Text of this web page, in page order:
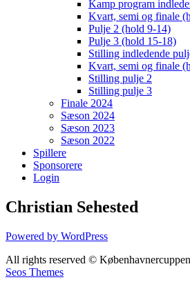
Kamp program
Kvart, semi og finale
Pulje 2 (hold 9-14)
Pulje 3 (hold 15-18)
Stilling indledende
Kvart, semi og finale
Stilling pulje 2
Stilling pulje 3
Finale 2024
Sæson 2024
Sæson 2023
Sæson 2022
Spillere
Sponsorere
Login
Christian Sehested
Powered by WordPress
All rights reserved ©
Seos Themes